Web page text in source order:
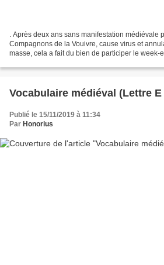
. Après deux ans sans manifestation médiévale
Compagnons de la Vouivre, cause virus et
masse, cela a fait du bien de participer le week-
Vocabulaire médiéval (Lettre E
Publié le 15/11/2019 à 11:34
Par Honorius